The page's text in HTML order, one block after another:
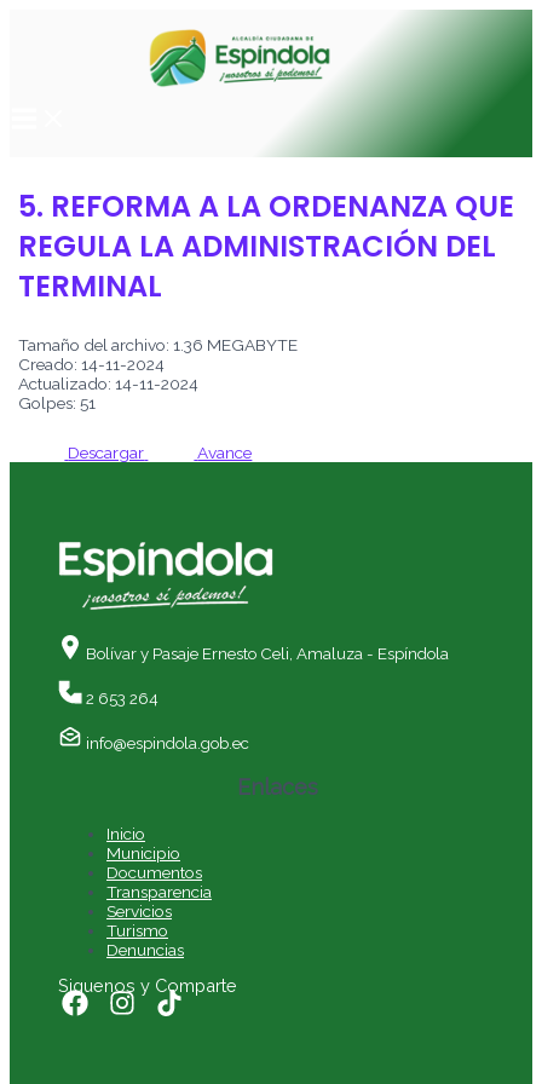
5. REFORMA A LA ORDENANZA QUE
REGULA LA ADMINISTRACIÓN DEL
TERMINAL
Tamaño del archivo: 1.36 MEGABYTE
Creado: 14-11-2024
Actualizado: 14-11-2024
Golpes: 51
Descargar Avance
Bolívar y Pasaje Ernesto Celi, Amaluza - Espíndola
2 653 264
info@espindola.gob.ec
Enlaces
Inicio
Municipio
Documentos
Transparencia
Servicios
Turismo
Denuncias
Siguenos y Comparte